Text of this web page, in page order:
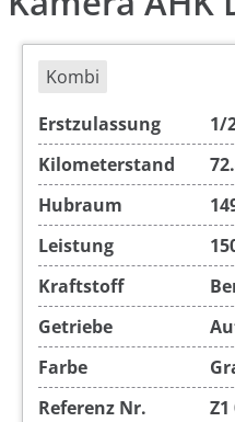
Kombi
Erstzulassung
1/
Kilometerstand
Hubraum
Leistung
Kraftstoff
Getriebe
Farbe
Referenz Nr.
Z1